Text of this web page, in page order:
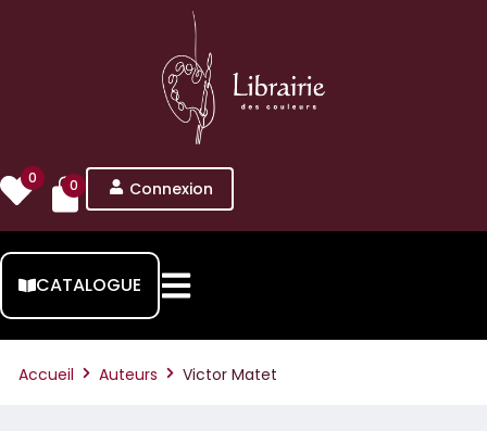
0 0 Connexion
CATALOGUE
Accueil Auteurs Victor Matet